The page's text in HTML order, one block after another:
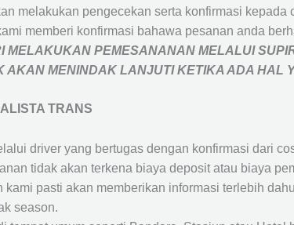
melakukan pengecekan serta konfirmasi
memberi konfirmasi bahawa pesanan anda
MELAKUKAN PEMESANANAN MELALUI
AKAN MENINDAK LANJUTI KETIKA ADA HAL
TRANS
driver yang bertugas dengan konfirmasi dari
tidak akan terkena biaya deposit atau biaya
kami pasti akan memberikan informasi terlebih
season.